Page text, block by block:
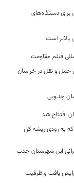
برای دستگاه‌های
است
فیلم مقاومت
حمل و نقل در خراسان
جنـوبی
افتتاح شد
به زودی ریشه کن
این شهرستان جذب
استان با شیوع کرونا ۴.۵ برابر افزایش یافت و ظرفیت